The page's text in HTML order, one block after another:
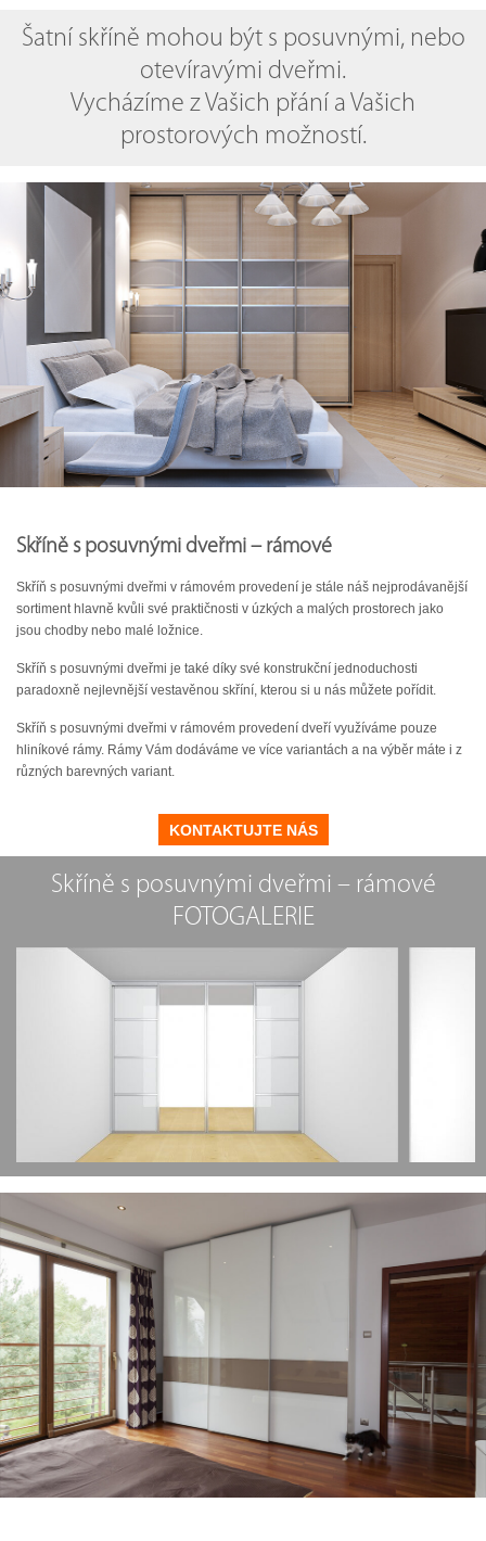
Šatní skříně mohou být s posuvnými, nebo
otevíravými dveřmi.
Vycházíme z Vašich přání a Vašich
prostorových možností.
Skříně s posuvnými dveřmi – rámové
Skříň s posuvnými dveřmi v rámovém provedení je stále náš nejprodávanější
sortiment hlavně kvůli své praktičnosti v úzkých a malých prostorech jako
jsou chodby nebo malé ložnice.
Skříň s posuvnými dveřmi je také díky své konstrukční jednoduchosti
paradoxně nejlevnější vestavěnou skříní, kterou si u nás můžete pořídit.
Skříň s posuvnými dveřmi v rámovém provedení dveří využíváme pouze
hliníkové rámy. Rámy Vám dodáváme ve více variantách a na výběr máte i z
různých barevných variant.
KONTAKTUJTE NÁS
Skříně s posuvnými dveřmi – rámové
FOTOGALERIE